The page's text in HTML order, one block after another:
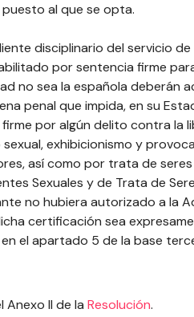
al que se opta.
disciplinario del servicio de
por sentencia firme
no sea la española deberán
penal que impida, en su
por algún delito contra la
exhibicionismo y
así como por trata de
Sexuales y de Trata de
no hubiera autorizado a la
certificación sea
el apartado 5 de la base
II de la Resolución.